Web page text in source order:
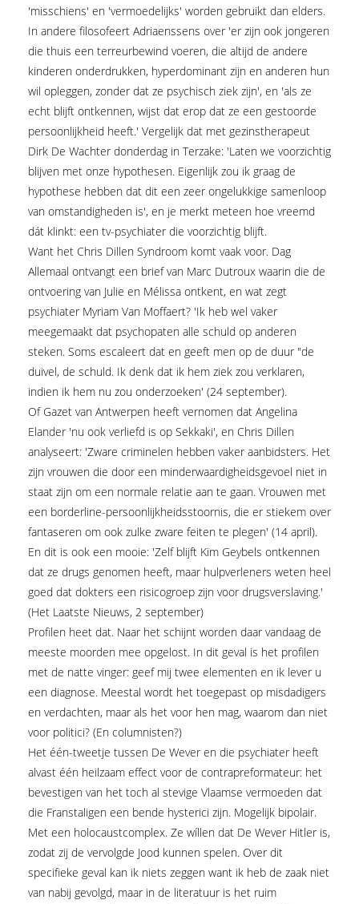
'misschiens' en 'vermoedelijks' worden gebruikt dan elders.
In andere filosofeert Adriaenssens over 'er zijn ook jongeren
die thuis een terreurbewind voeren, die altijd de andere
kinderen onderdrukken, hyperdominant zijn en anderen hun
wil opleggen, zonder dat ze psychisch ziek zijn', en 'als ze
echt blijft ontkennen, wijst dat erop dat ze een gestoorde
persoonlijkheid heeft.' Vergelijk dat met gezinstherapeut
Dirk De Wachter donderdag in Terzake: 'Laten we voorzichtig
blijven met onze hypothesen. Eigenlijk zou ik graag de
hypothese hebben dat dit een zeer ongelukkige samenloop
van omstandigheden is', en je merkt meteen hoe vreemd
dát klinkt: een tv-psychiater die voorzichtig blijft.
Want het Chris Dillen Syndroom komt vaak voor. Dag
Allemaal ontvangt een brief van Marc Dutroux waarin die de
ontvoering van Julie en Mélissa ontkent, en wat zegt
psychiater Myriam Van Moffaert? 'Ik heb wel vaker
meegemaakt dat psychopaten alle schuld op anderen
steken. Soms escaleert dat en geeft men op de duur "de
duivel, de schuld. Ik denk dat ik hem ziek zou verklaren,
indien ik hem nu zou onderzoeken' (24 september).
Of Gazet van Antwerpen heeft vernomen dat Angelina
Elander 'nu ook verliefd is op Sekkaki', en Chris Dillen
analyseert: 'Zware criminelen hebben vaker aanbidsters. Het
zijn vrouwen die door een minderwaardigheidsgevoel niet in
staat zijn om een normale relatie aan te gaan. Vrouwen met
een borderline-persoonlijkheidsstoornis, die er stiekem over
fantaseren om ook zulke zware feiten te plegen' (14 april).
En dit is ook een mooie: 'Zelf blijft Kim Geybels ontkennen
dat ze drugs genomen heeft, maar hulpverleners weten heel
goed dat dokters een risicogroep zijn voor drugsverslaving.'
(Het Laatste Nieuws, 2 september)
Profilen heet dat. Naar het schijnt worden daar vandaag de
meeste moorden mee opgelost. In dit geval is het profilen
met de natte vinger: geef mij twee elementen en ik lever u
een diagnose. Meestal wordt het toegepast op misdadigers
en verdachten, maar als het voor hen mag, waarom dan niet
voor politici? (En columnisten?)
Het één-tweetje tussen De Wever en die psychiater heeft
alvast één heilzaam effect voor de contrapreformateur: het
bevestigen van het toch al stevige Vlaamse vermoeden dat
die Franstaligen een bende hysterici zijn. Mogelijk bipolair.
Met een holocaustcomplex. Ze wíllen dat De Wever Hitler is,
zodat zij de vervolgde Jood kunnen spelen. Over dit
specifieke geval kan ik niets zeggen want ik heb de zaak niet
van nabij gevolgd, maar in de literatuur is het ruim